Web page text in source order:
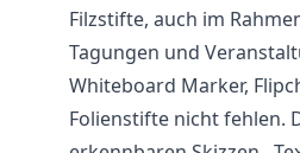
Filzstifte, auch im
Tagungen und
Whiteboard Marker,
Folienstifte nicht fehlen.